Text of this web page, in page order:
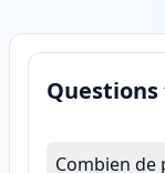
Combien de